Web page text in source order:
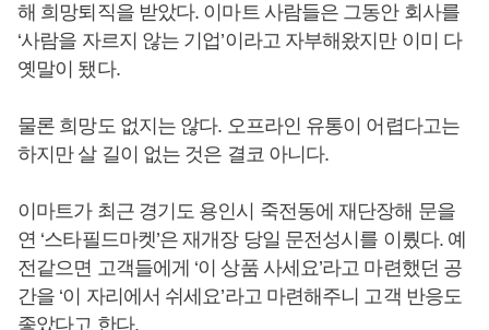
해 희망퇴직을 받았다. 이마트 사람들은 그동안 회사를
‘사람을 자르지 않는 기업’이라고 자부해왔지만 이미 다
옛말이 됐다.
물론 희망도 없지는 않다. 오프라인 유통이 어렵다고는
하지만 살 길이 없는 것은 결코 아니다.
이마트가 최근 경기도 용인시 죽전동에 재단장해 문을
연 ‘스타필드마켓’은 재개장 당일 문전성시를 이뤘다. 예
전같으면 고객들에게 ‘이 상품 사세요’라고 마련했던 공
간을 ‘이 자리에서 쉬세요’라고 마련해주니 고객 반응도
좋았다고 한다.